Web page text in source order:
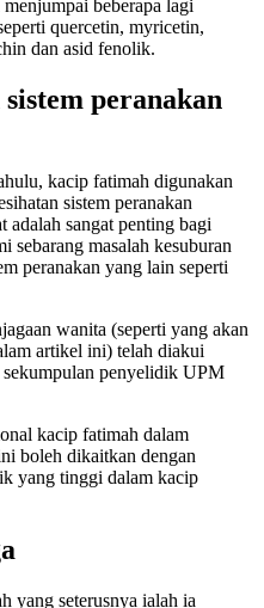
beberapa lagi
quercetin, myricetin,
dan asid fenolik.
peranakan
kacip fatimah digunakan
sistem peranakan
adalah sangat penting bagi
sebarang masalah kesuburan
peranakan yang lain seperti
wanita (seperti yang akan
artikel ini) telah diakui
penyelidik UPM
kacip fatimah dalam
boleh dikaitkan dengan
yang tinggi dalam kacip
yang seterusnya ialah ia